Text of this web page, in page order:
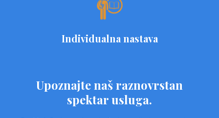
Individualna nastava
Upoznajte naš raznovrstan
spektar usluga.